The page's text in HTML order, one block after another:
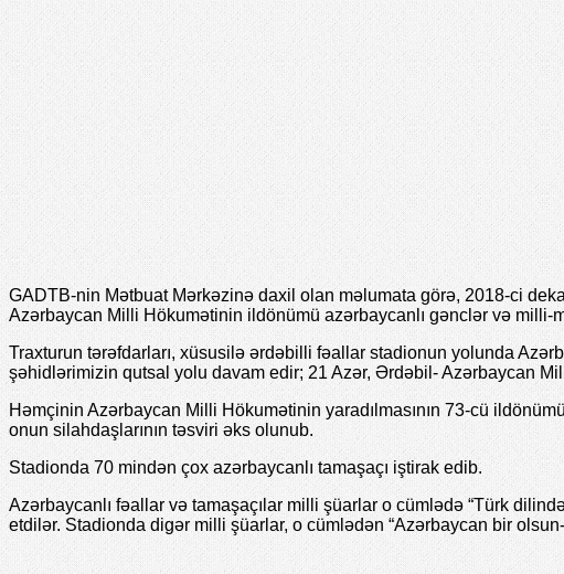
GADTB-nin Mətbuat Mərkəzinə daxil olan məlumata görə, 2018-ci
Azərbaycan Milli Hökumətinin ildönümü azərbaycanlı gənclər və milli-
Traxturun tərəfdarları, xüsusilə ərdəbilli fəallar stadionun yolunda
şəhidlərimizin qutsal yolu davam edir; 21 Azər, Ərdəbil- Azərbaycan Milli
Həmçinin Azərbaycan Milli Hökumətinin yaradılmasının 73-cü
onun silahdaşlarının təsviri əks olunub.
Stadionda 70 mindən çox azərbaycanlı tamaşaçı iştirak edib.
Azərbaycanlı fəallar və tamaşaçılar milli şüarlar o cümlədə “Türk
etdilər. Stadionda digər milli şüarlar, o cümlədən “Azərbaycan bir